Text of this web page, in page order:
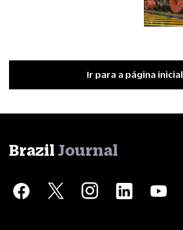
Ir para a página inicial
Brazil Journal